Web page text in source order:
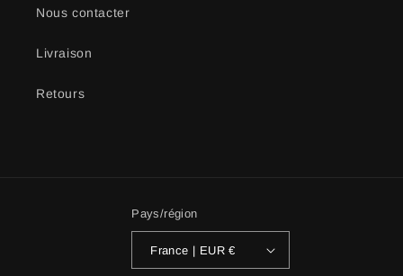
Nous contacter
Livraison
Retours
Pays/région
France | EUR €